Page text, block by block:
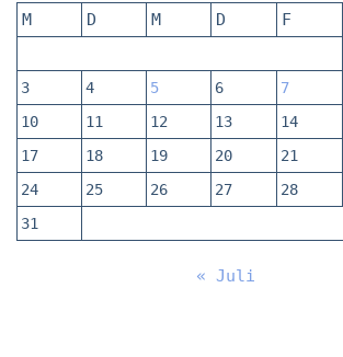
M
D M D F
3
4 5 6 7
10
11 12 13 14
17
18 19 20 21
24
25 26 27 28
31
« Juli